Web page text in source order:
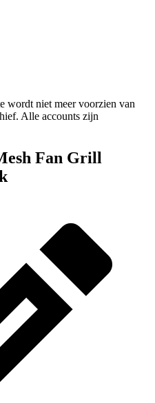
wordt niet meer voorzien van
Alle accounts zijn
Fan Grill